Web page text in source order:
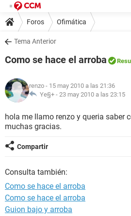
Foros Ofimática
Tema Anterior
Como se hace el arroba
renzo - 15 may 2010 a las 21:36
Ye§+ - 23 may 2010 a las 23:15
hola me llamo renzo y queria saber
muchas gracias.
Compartir
Consulta también:
Como se hace el arroba
Como se hace el arroba
Guion bajo y arroba